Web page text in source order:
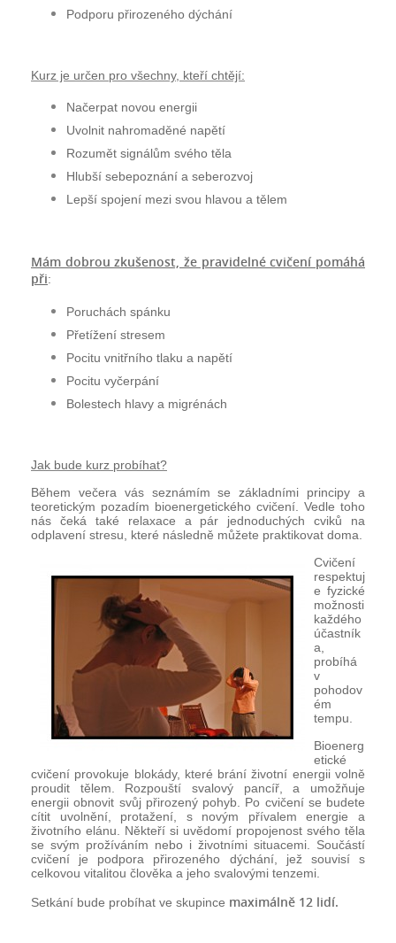
Podporu přirozeného dýchání
Kurz je určen pro všechny, kteří chtějí:
Načerpat novou energii
Uvolnit nahromaděné napětí
Rozumět signálům svého těla
Hlubší sebepoznání a seberozvoj
Lepší spojení mezi svou hlavou a tělem
Mám dobrou zkušenost, že pravidelné cvičení pomáhá
při:
Poruchách spánku
Přetížení stresem
Pocitu vnitřního tlaku a napětí
Pocitu vyčerpání
Bolestech hlavy a migrénách
Jak bude kurz probíhat?
Během večera vás seznámím se základními principy a
teoretickým pozadím bioenergetického cvičení. Vedle toho
nás čeká také relaxace a pár jednoduchých cviků na
odplavení stresu, které následně můžete praktikovat doma.
Cvičení
respektuj
e fyzické
možnosti
každého
účastník
a,
probíhá
v
pohodov
ém
tempu.
Bioenerg
etické
cvičení provokuje blokády, které brání životní energii volně
proudit tělem. Rozpouští svalový pancíř, a umožňuje
energii obnovit svůj přirozený pohyb. Po cvičení se budete
cítit uvolnění, protažení, s novým přívalem energie a
životního elánu. Někteří si uvědomí propojenost svého těla
se svým prožíváním nebo i životními situacemi. Součástí
cvičení je podpora přirozeného dýchání, jež souvisí s
celkovou vitalitou člověka a jeho svalovými tenzemi.
Setkání bude probíhat ve skupince maximálně 12 lidí.